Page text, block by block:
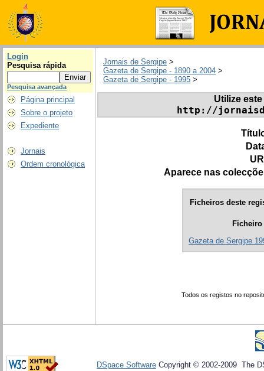
Login
Pesquisa rápida
Pesquisa avançada
Página principal
Sobre o projeto
Expediente
Jornais
Ordem cronológica
Jornais de Sergipe >
Gazeta de Sergipe - 1890 a 2004 >
Gazeta de Sergipe - 1995 >
Utilize
http://
Aparece nas
Ficheiros deste
Ficheiro
Gazeta de Sergipe
Todos os registos no
DSpace Software Copyright © 2002-2009 The